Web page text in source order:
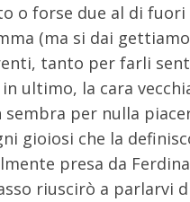
o forse due al di fuori
(ma si dai
tanto per farli
in ultimo, la cara
sembra per nulla
gioiosi che la
presa da
riuscirò a parlarvi